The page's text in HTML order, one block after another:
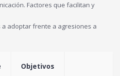
Factores que facilitan y
a adoptar frente a agresiones a
Objetivos